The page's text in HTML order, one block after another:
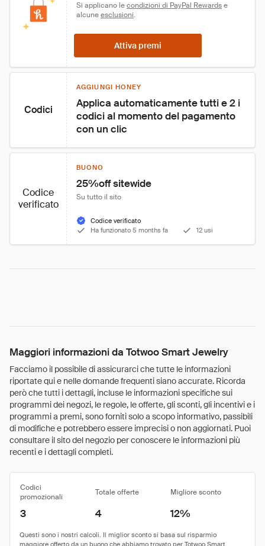
Si applicano le condizioni di PayPal Rewards e
alcune esclusioni.
Attiva premi
Codici
AGGIUNGI HONEY
Applica automaticamente tutti e 2 i
codici al momento del pagamento
con un clic
Codice
verificato
BUONO
25%off sitewide
Su tutto il sito
Codice verificato
Ha funzionato 5 months fa
12 usi
Maggiori informazioni da Totwoo Smart Jewelry
Facciamo il possibile di assicurarci che tutte le informazioni
riportate qui e nelle domande frequenti siano accurate. Ricorda
però che tutti i dettagli, incluse le informazioni specifiche sui
programmi dei negozi, le regole, le offerte, gli sconti, gli incentivi e i
programmi a premi, sono forniti solo a scopo informativo, passibili
di modifiche e potrebbero essere imprecisi o non aggiornati. Puoi
consultare il sito del negozio per conoscere le informazioni più
recenti e i dettagli completi.
Codici
promozionali
Totale offerte Migliore sconto
3 4 12%